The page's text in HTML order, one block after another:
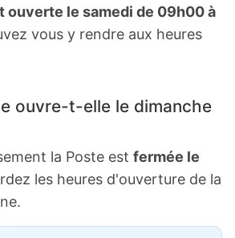
ouverte le samedi de 09h00 à
vous y rendre aux heures
ouvre-t-elle le dimanche
la Poste est fermée le
les heures d'ouverture de la